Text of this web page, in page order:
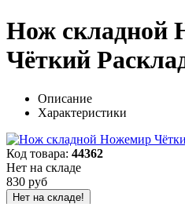
Нож складной
Чёткий
Описание
Характеристики
Код товара: 44362
Нет на складе
830 руб
Нет на складе!